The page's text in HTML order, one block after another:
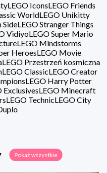
LEGO IconsLEGO Friends
WorldLEGO Unikitty
SideLEGO Stranger Things
VidiyoLEGO Super Mario
LEGO Mindstorms
HeroesLEGO Movie
LEGO Przestrzeń kosmiczna
LEGO ClassicLEGO Creator
LEGO Harry Potter
ExclusivesLEGO Minecraft
LEGO TechnicLEGO City
Pokaż wszystkie